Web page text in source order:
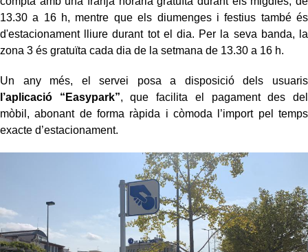
13.30 a 16 h, mentre que els diumenges i festius també és
d'estacionament lliure durant tot el dia. Per la seva banda, la
zona 3 és gratuïta cada dia de la setmana de 13.30 a 16 h.
Un any més, el servei posa a disposició dels usuaris
l’aplicació “Easypark”, que facilita el pagament des del
mòbil, abonant de forma ràpida i còmoda l’import pel temps
exacte d’estacionament.